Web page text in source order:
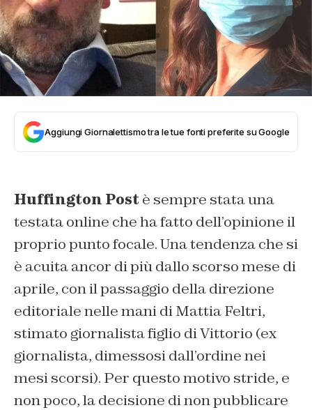
Aggiungi Giornalettismo tra le tue fonti preferite su Google
Huffington Post è sempre stata una
testata online che ha fatto dell’opinione il
proprio punto focale. Una tendenza che si
è acuita ancor di più dallo scorso mese di
aprile, con il passaggio della direzione
editoriale nelle mani di Mattia Feltri,
stimato giornalista figlio di Vittorio (ex
giornalista, dimessosi dall’ordine nei
mesi scorsi). Per questo motivo stride, e
non poco, la decisione di non pubblicare